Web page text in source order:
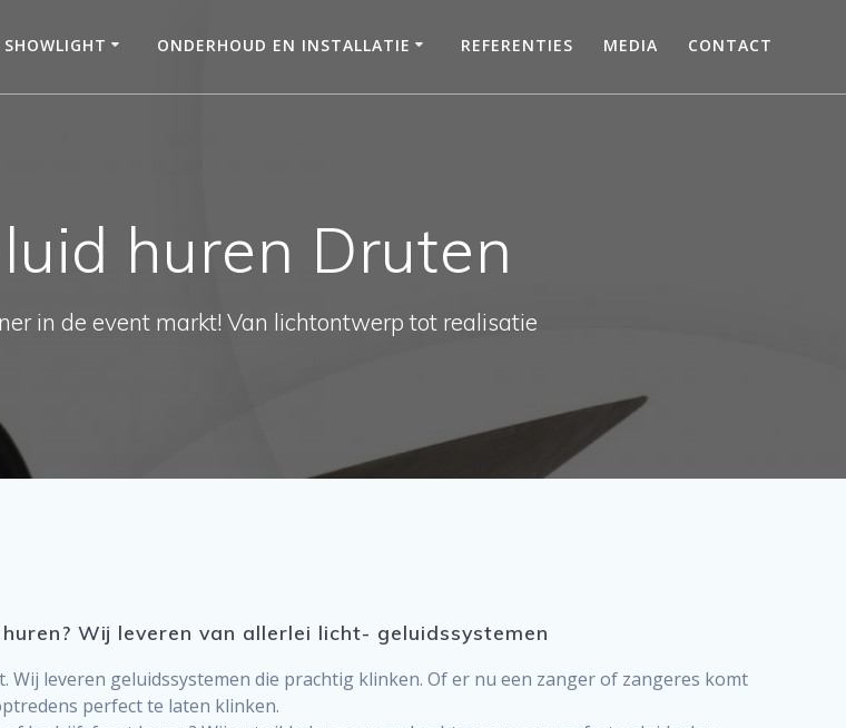
SHOWLIGHT ONDERHOUD EN INSTALLATIE REFERENTIES MEDIA CONTACT
huren Druten
in de event markt! Van lichtontwerp tot realisatie
Wij leveren van allerlei licht- geluidssystemen
leveren geluidssystemen die prachtig klinken. Of er nu een zanger of zangeres komt
perfect te laten klinken.